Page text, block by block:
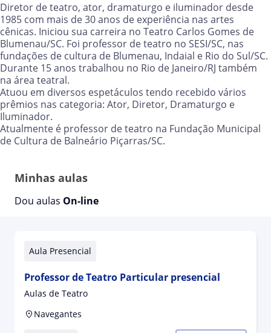
Diretor de teatro, ator, dramaturgo e iluminador desde
1985 com mais de 30 anos de experiência nas artes
cênicas. Iniciou sua carreira no Teatro Carlos Gomes de
Blumenau/SC. Foi professor de teatro no SESI/SC, nas
fundações de cultura de Blumenau, Indaial e Rio do Sul/SC.
Durante 15 anos trabalhou no Rio de Janeiro/RJ também
na área teatral.
Atuou em diversos espetáculos tendo recebido vários
prêmios nas categoria: Ator, Diretor, Dramaturgo e
Iluminador.
Atualmente é professor de teatro na Fundação Municipal
de Cultura de Balneário Piçarras/SC.
Minhas aulas
Dou aulas On-line
Aula Presencial
Professor de Teatro Particular presencial
Aulas de Teatro
Navegantes